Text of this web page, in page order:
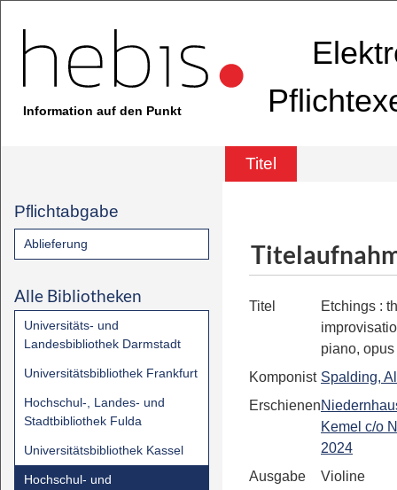
Information auf den Punkt
Titel
Pflichtabgabe
Ablieferung
Alle Bibliotheken
Universitäts- und
Landesbibliothek Darmstadt
Universitätsbibliothek Frankfurt
Hochschul-, Landes- und
Stadtbibliothek Fulda
Universitätsbibliothek Kassel
Hochschul- und
Titel Etchings :
piano,
Komponist Spalding,
Erschienen
Kemel c/o
2024
Ausgabe
Violine